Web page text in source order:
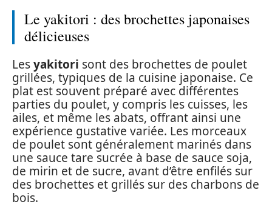
Le yakitori : des brochettes japonaises
délicieuses
Lesyakitori sont des brochettes de poulet
grillées, typiques de la cuisine japonaise. Ce
plat est souvent préparé avec différentes
parties du poulet, y compris les cuisses, les
ailes, et même les abats, offrant ainsi une
expérience gustative variée. Les morceaux
de poulet sont généralement marinés dans
une sauce tare sucrée à base de sauce soja,
de mirin et de sucre, avant d’être enfilés sur
des brochettes et grillés sur des charbons de
bois.